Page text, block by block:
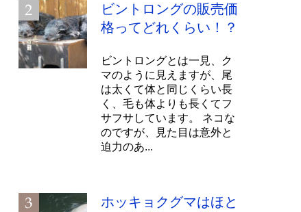
ビントロングの販売価
格ってどれくらい！？
ビントロングとは一見、ク
マのように見えますが、尾
は太くて体と同じくらい長
く、毛も体よりも長くてフ
サフサしています。 ネコな
のですが、見た目は意外と
迫力のあ...
ホッキョクグマはほと